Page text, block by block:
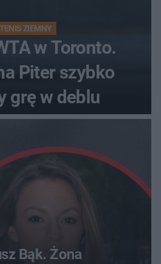
TENIS ZIEMNY
w Toronto.
Piter szybko
grę w deblu
Bąk. Żona